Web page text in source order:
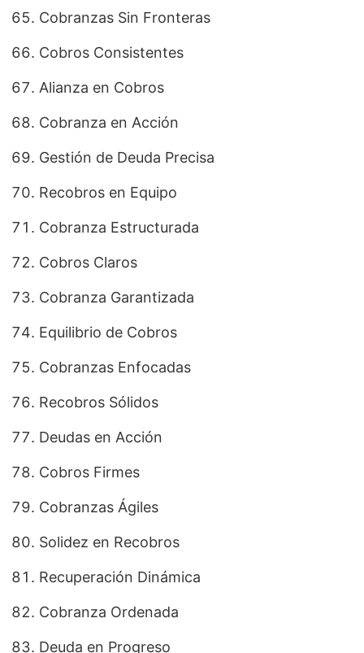
Cobranzas Sin Fronteras
Cobros Consistentes
Alianza en Cobros
Cobranza en Acción
Gestión de Deuda Precisa
Recobros en Equipo
Cobranza Estructurada
Cobros Claros
Cobranza Garantizada
Equilibrio de Cobros
Cobranzas Enfocadas
Recobros Sólidos
Deudas en Acción
Cobros Firmes
Cobranzas Ágiles
Solidez en Recobros
Recuperación Dinámica
Cobranza Ordenada
Deuda en Progreso